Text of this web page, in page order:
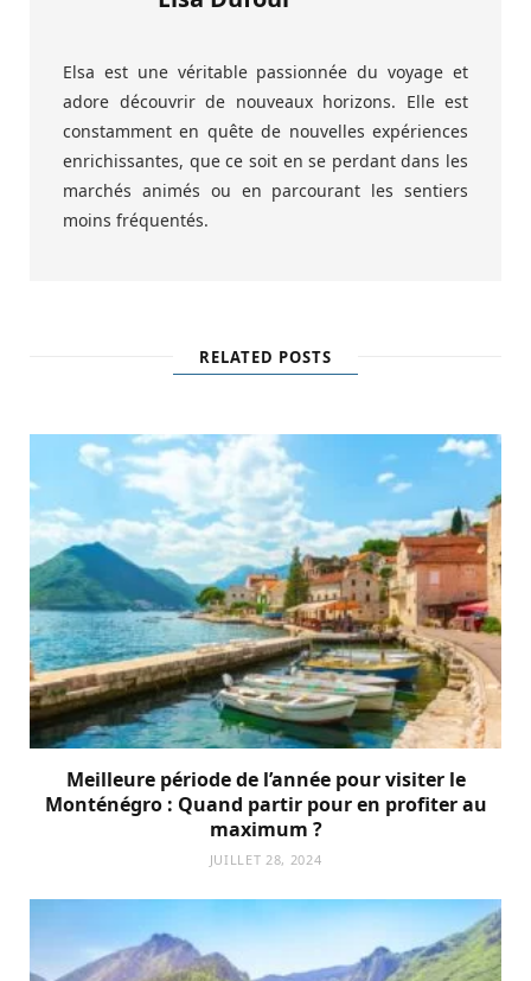
Elsa est une véritable passionnée du voyage et
adore découvrir de nouveaux horizons. Elle est
constamment en quête de nouvelles expériences
enrichissantes, que ce soit en se perdant dans les
marchés animés ou en parcourant les sentiers
moins fréquentés.
RELATED POSTS
Meilleure période de l’année pour visiter le
Monténégro : Quand partir pour en profiter au
maximum ?
JUILLET 28, 2024